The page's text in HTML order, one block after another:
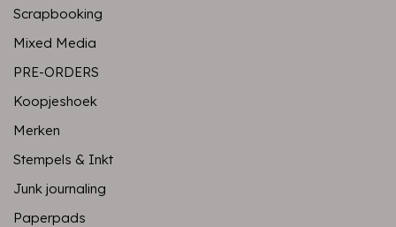
Scrapbooking
Mixed Media
PRE-ORDERS
Koopjeshoek
Merken
Stempels & Inkt
Junk journaling
Paperpads